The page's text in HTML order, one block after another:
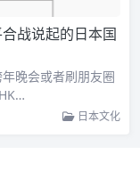
战说起的日本国
晚会或者刷朋友圈
日本文化